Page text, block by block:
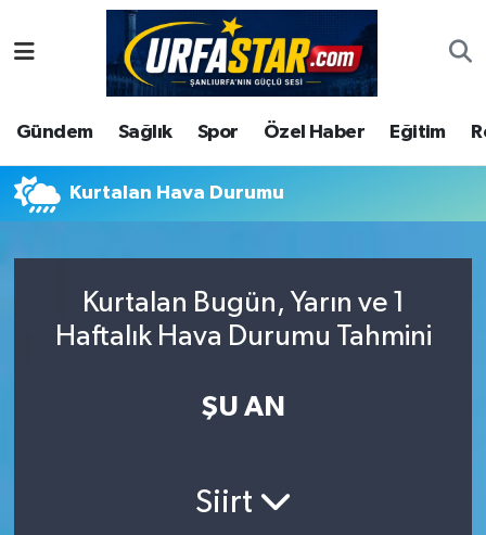
Gündem Sağlık Spor Özel Haber Eğitim
Kurtalan Hava Durumu
Kurtalan Bugün, Yarın ve 1
Haftalık Hava Durumu Tahmini
ŞU AN
Siirt
ASAYİS
ÇEVRE
DUNYA
Ekonomi
Şanlıurfa Nöbetçi Eczaneler
Şanlıurfa Hava Durumu
Şanlıurfa Namaz Vakitleri
Süper Lig Puan Durumu ve Fikstür
Son Dakika Haberleri